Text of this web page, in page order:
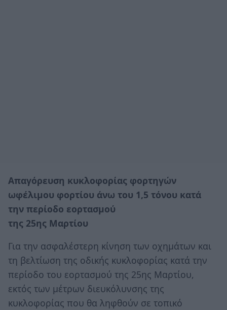
Απαγόρευση κυκλοφορίας φορτηγών
ωφέλιμου φορτίου άνω του 1,5 τόνου κατά
την περίοδο εορτασμού
της 25ης Μαρτίου
Για την ασφαλέστερη κίνηση των οχημάτων και
τη βελτίωση της οδικής κυκλοφορίας κατά την
περίοδο του εορτασμού της 25ης Μαρτίου,
εκτός των μέτρων διευκόλυνσης της
κυκλοφορίας που θα ληφθούν σε τοπικό